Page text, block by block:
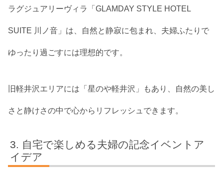
ラグジュアリーヴィラ「GLAMDAY STYLE HOTEL
SUITE 川ノ音」は、自然と静寂に包まれ、夫婦ふたりで
ゆったり過ごすには理想的です。
旧軽井沢エリアには「星のや軽井沢」もあり、自然の美し
さと静けさの中で心からリフレッシュできます。
自宅で楽しめる夫婦の記念イベントア
イデア